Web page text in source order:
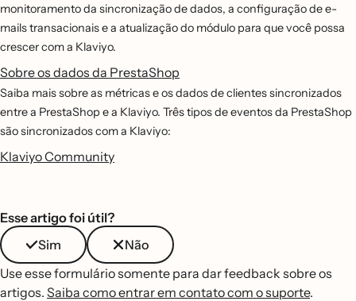
monitoramento da sincronização de dados, a configuração de e-
mails transacionais e a atualização do módulo para que você possa
crescer com a Klaviyo.
Sobre os dados da PrestaShop
Saiba mais sobre as métricas e os dados de clientes sincronizados
entre a PrestaShop e a Klaviyo. Três tipos de eventos da PrestaShop
são sincronizados com a Klaviyo:
Klaviyo Community
Esse artigo foi útil?
Sim
Não
Use esse formulário somente para dar feedback sobre os
artigos. Saiba como entrar em contato com o suporte.